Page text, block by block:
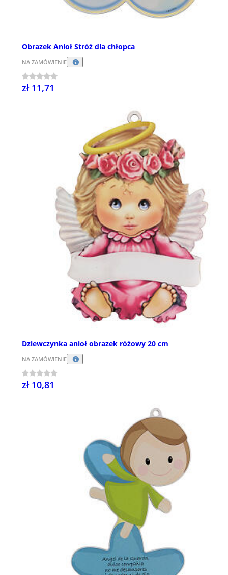
Obrazek Anioł Stróż dla chłopca
NA ZAMÓWIENIE
zł 11,71
Dziewczynka anioł obrazek różowy 20 cm
NA ZAMÓWIENIE
zł 10,81